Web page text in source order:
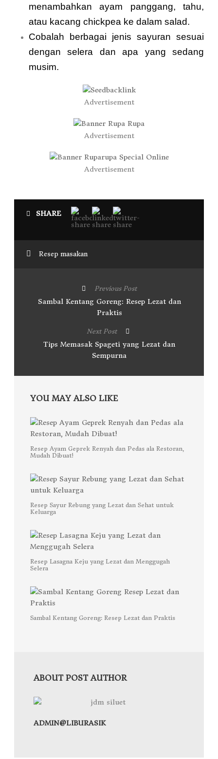
menambahkan ayam panggang, tahu,
atau kacang chickpea ke dalam salad.
Cobalah berbagai jenis sayuran sesuai
dengan selera dan apa yang sedang
musim.
Advertisement
Advertisement
Advertisement
SHARE
Resep masakan
Previous Post
Sambal Kentang Goreng: Resep Lezat dan
Praktis
Next Post
Tips Memasak Spageti yang Lezat dan
Sempurna
YOU MAY ALSO LIKE
Resep Ayam Geprek Renyah dan Pedas ala Restoran,
Mudah Dibuat!
Resep Sayur Rebung yang Lezat dan Sehat untuk
Keluarga
Resep Lasagna Keju yang Lezat dan Menggugah
Selera
Sambal Kentang Goreng: Resep Lezat dan Praktis
ABOUT POST AUTHOR
ADMIN@LIBURASIK